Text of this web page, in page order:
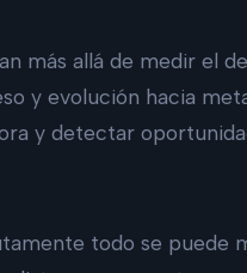
más allá de medir el
y evolución hacia
y detectar
todo se puede